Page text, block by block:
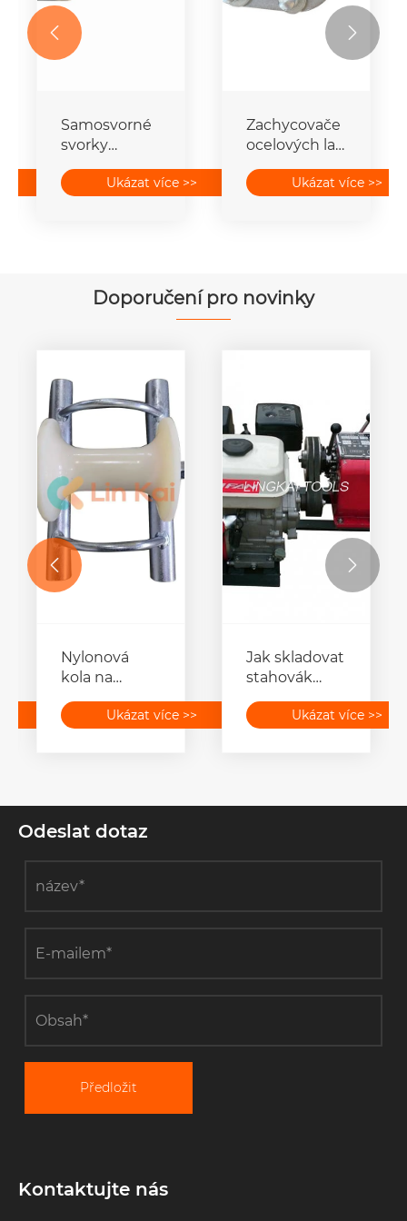
Samosvorné
svorky
drátu
Ukázat více >>
Zachycovače
ocelových lan
krouceníUkázat více >>
 
Doporučení pro novinky
Nylonová
kola na
válečkyUkázat více >>
Jak skladovat
stahovák
navijáku？Ukázat více >>
 
Odeslat dotaz
Předložit
Kontaktujte nás